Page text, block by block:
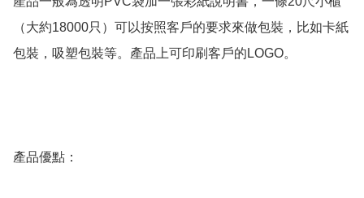
（大約18000只）可以按照客戶的要求來做包裝，比如卡紙
包裝，吸塑包裝等。產品上可印刷客戶的LOGO。
產品優點：